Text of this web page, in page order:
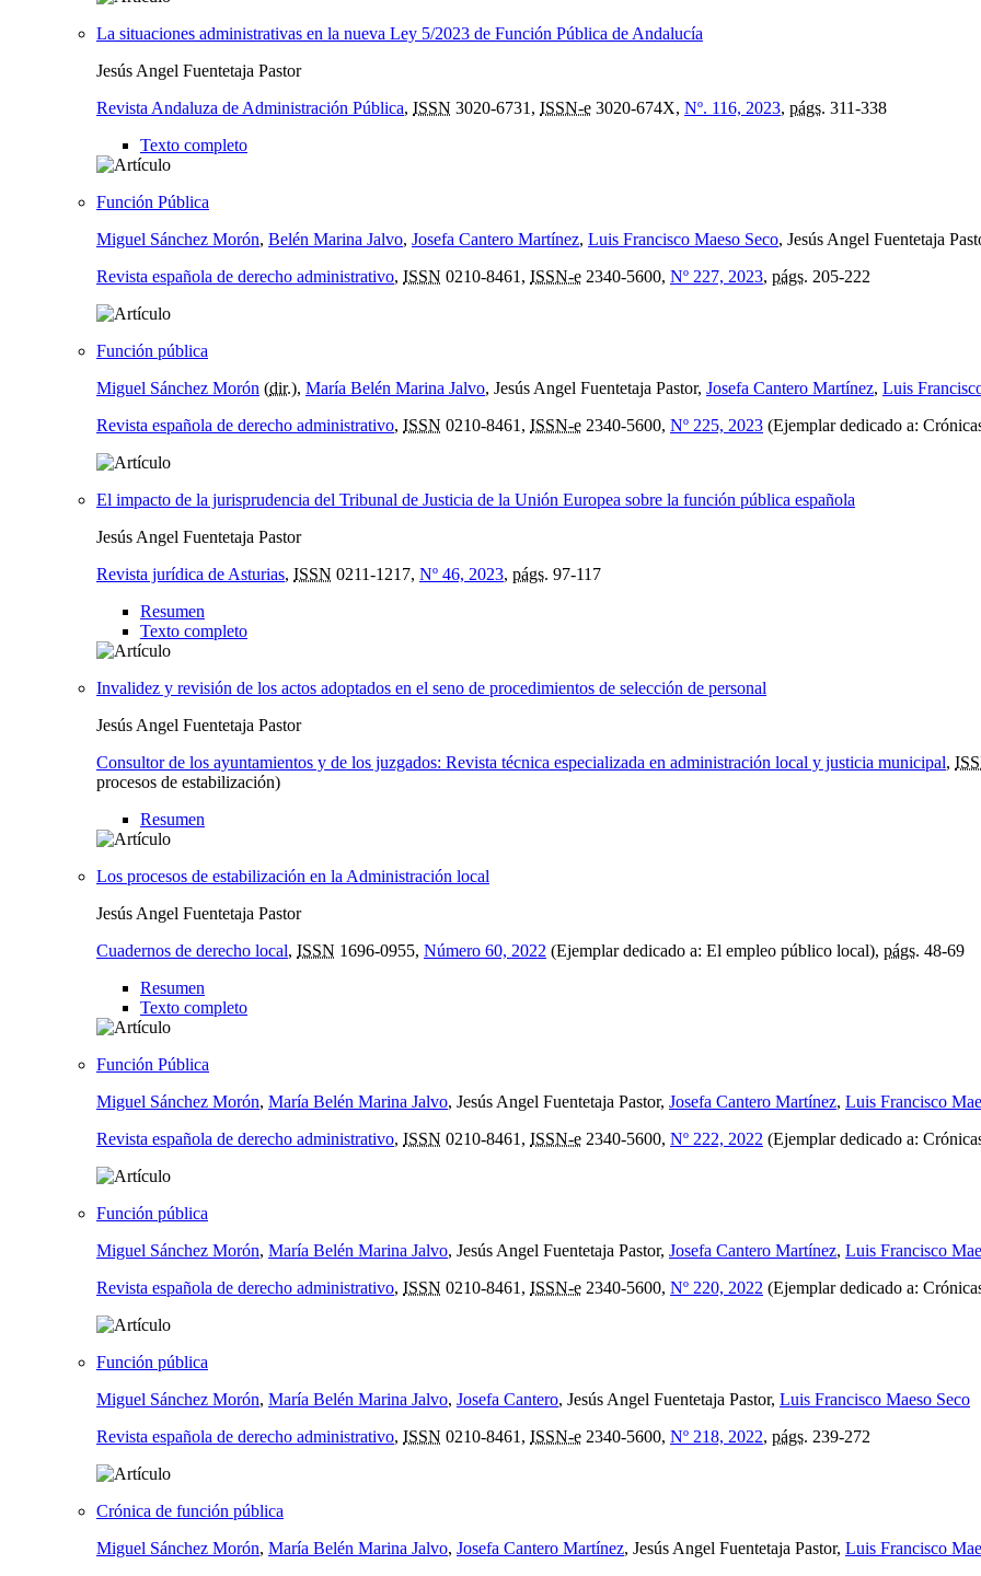
La situaciones administrativas en la nueva Ley 5/2023 de Función Pública de Andalucía
Jesús Angel Fuentetaja Pastor
Revista Andaluza de Administración Pública, ISSN 3020-6731, ISSN-e 3020-674X, Nº. 116, 2023, págs. 311-338
Texto completo
Función Pública
Miguel Sánchez Morón, Belén Marina Jalvo, Josefa Cantero Martínez, Luis Francisco Maeso Seco, Jesús Angel Fuentetaja
Revista española de derecho administrativo, ISSN 0210-8461, ISSN-e 2340-5600, Nº 227, 2023, págs. 205-222
Función pública
Miguel Sánchez Morón (dir.), María Belén Marina Jalvo, Jesús Angel Fuentetaja Pastor, Josefa Cantero Martínez, Luis
Revista española de derecho administrativo, ISSN 0210-8461, ISSN-e 2340-5600, Nº 225, 2023 (Ejemplar dedicado a:
El impacto de la jurisprudencia del Tribunal de Justicia de la Unión Europea sobre la función pública española
Jesús Angel Fuentetaja Pastor
Revista jurídica de Asturias, ISSN 0211-1217, Nº 46, 2023, págs. 97-117
Resumen
Texto completo
Invalidez y revisión de los actos adoptados en el seno de procedimientos de selección de personal
Jesús Angel Fuentetaja Pastor
Consultor de los ayuntamientos y de los juzgados: Revista técnica especializada en administración local y justicia municipal,
procesos de estabilización)
Resumen
Los procesos de estabilización en la Administración local
Jesús Angel Fuentetaja Pastor
Cuadernos de derecho local, ISSN 1696-0955, Número 60, 2022 (Ejemplar dedicado a: El empleo público local), págs. 48-69
Resumen
Texto completo
Función Pública
Miguel Sánchez Morón, María Belén Marina Jalvo, Jesús Angel Fuentetaja Pastor, Josefa Cantero Martínez, Luis Francisco
Revista española de derecho administrativo, ISSN 0210-8461, ISSN-e 2340-5600, Nº 222, 2022 (Ejemplar dedicado a:
Función pública
Miguel Sánchez Morón, María Belén Marina Jalvo, Jesús Angel Fuentetaja Pastor, Josefa Cantero Martínez, Luis Francisco
Revista española de derecho administrativo, ISSN 0210-8461, ISSN-e 2340-5600, Nº 220, 2022 (Ejemplar dedicado a:
Función pública
Miguel Sánchez Morón, María Belén Marina Jalvo, Josefa Cantero, Jesús Angel Fuentetaja Pastor, Luis Francisco Maeso Seco
Revista española de derecho administrativo, ISSN 0210-8461, ISSN-e 2340-5600, Nº 218, 2022, págs. 239-272
Crónica de función pública
Miguel Sánchez Morón, María Belén Marina Jalvo, Josefa Cantero Martínez, Jesús Angel Fuentetaja Pastor, Luis Francisco